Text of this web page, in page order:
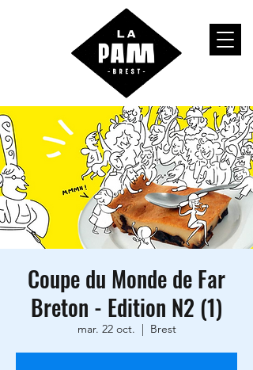
Coupe du Monde de Far
Breton - Edition N2 (1)
mar. 22 oct.
  |
Brest